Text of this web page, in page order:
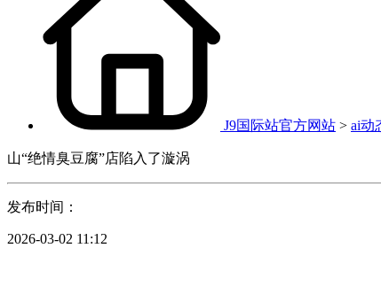
J9国际站官方网站 > ai动
山“绝情臭豆腐”店陷入了漩涡
发布时间：
2026-03-02 11:12